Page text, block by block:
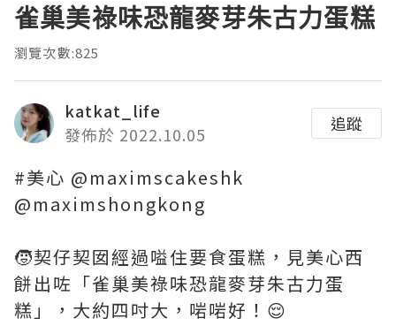
雀巢美祿味恐龍麥芽朱古力蛋糕
瀏覽次數:825
katkat_life
發佈於 2022.10.05
追蹤
#美心 @maximscakeshk
@maximshongkong
🧒契仔契囡經過嗌住要食蛋糕，見美心西
餅出咗「雀巢美祿味恐龍麥芽朱古力蛋
糕」，大約四吋大，啱啱好！😌